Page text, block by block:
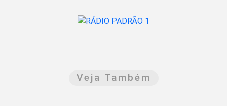
Veja Também